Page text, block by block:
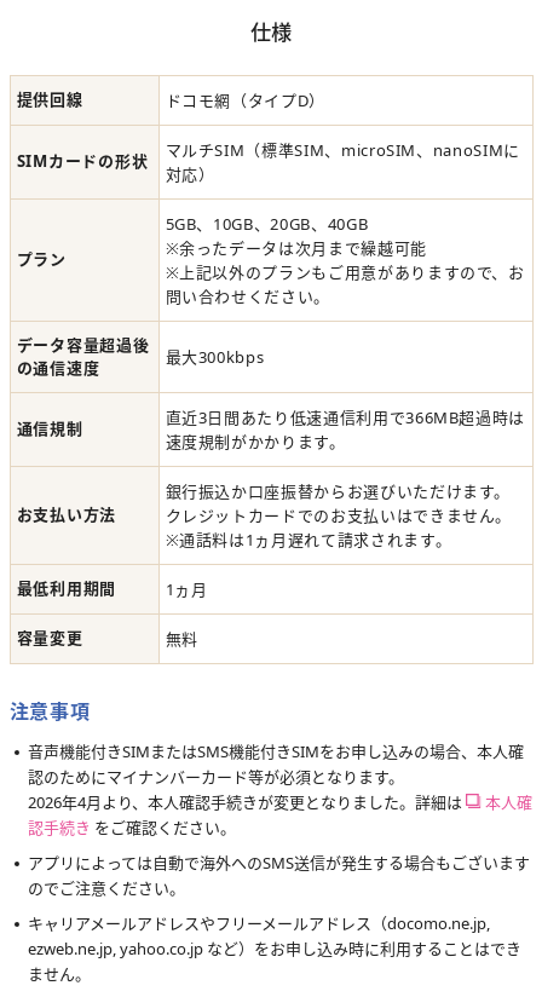
仕様
提供回線 ドコモ網（タイプD）
SIMカードの形状
マルチSIM（標準SIM、microSIM、nanoSIMに
対応）
プラン
5GB、10GB、20GB、40GB
※余ったデータは次月まで繰越可能
※上記以外のプランもご用意がありますので、お
問い合わせください。
データ容量超過後
の通信速度
最大300kbps
通信規制
直近3日間あたり低速通信利用で366MB超過時は
速度規制がかかります。
お支払い方法
銀行振込か口座振替からお選びいただけます。
クレジットカードでのお支払いはできません。
※通話料は1ヵ月遅れて請求されます。
最低利用期間 1ヵ月
容量変更 無料
注意事項
音声機能付きSIMまたはSMS機能付きSIMをお申し込みの場合、本人確
認のためにマイナンバーカード等が必須となります。
2026年4月より、本人確認手続きが変更となりました。詳細は
本人確
認手続き をご確認ください。
アプリによっては自動で海外へのSMS送信が発生する場合もございます
のでご注意ください。
キャリアメールアドレスやフリーメールアドレス（docomo.ne.jp,
ezweb.ne.jp, yahoo.co.jp など）をお申し込み時に利用することはでき
ません。